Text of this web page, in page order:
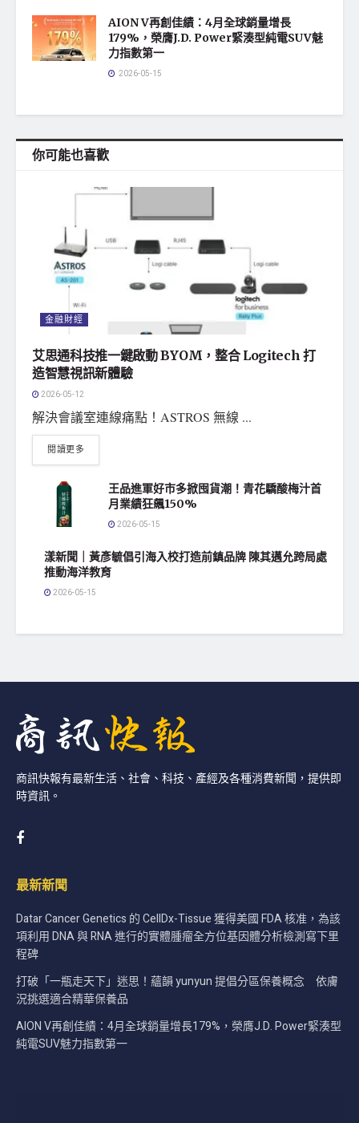
AION V再創佳績：4月全球銷量增長
179%，榮膺J.D. Power緊湊型純電SUV魅
力指數第一
2026-05-15
你可能也喜歡
金融財經
艾思通科技推一鍵啟動 BYOM，整合 Logitech 打
造智慧視訊新體驗
2026-05-12
解決會議室連線痛點！ASTROS 無線 ...
閱讀更多
王品進軍好市多掀囤貨潮！青花驕酸梅汁首
月業績狂飆150%
2026-05-15
漾新聞｜黃彥毓倡引海入校打造前鎮品牌 陳其邁允跨局處
推動海洋教育
2026-05-15
商訊快報有最新生活、社會、科技、產經及各種消費新聞，提供即
時資訊。
最新新聞
Datar Cancer Genetics 的 CellDx-Tissue 獲得美國 FDA 核准，為該
項利用 DNA 與 RNA 進行的實體腫瘤全方位基因體分析檢測寫下里
程碑
打破「一瓶走天下」迷思！蘊韻 yunyun 提倡分區保養概念 依膚
況挑選適合精華保養品
AION V再創佳績：4月全球銷量增長179%，榮膺J.D. Power緊湊型
純電SUV魅力指數第一